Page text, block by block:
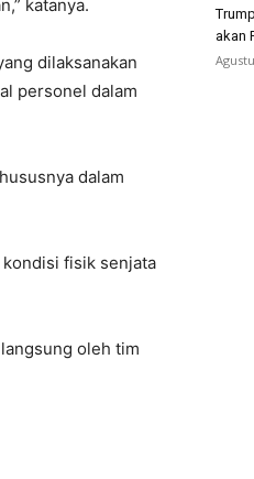
katanya.
dilaksanakan
personel dalam
dalam
fisik senjata
oleh tim
akan